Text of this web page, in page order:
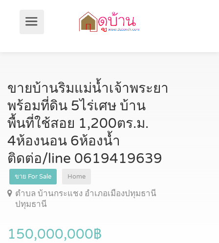
ขายบ้านริมแม่น้ำเจ้าพระยา
พร้อมที่ดิน 5ไร่เศษ บ้าน
พื้นที่ใช้สอย 1,200ตร.ม.
4ห้องนอน 6ห้องน้ำ
ติดต่อ/line 0619419639
ขาย For Sale Home
ตำบล บ้านกระแชง อำเภอเมืองปทุมธานี
ปทุมธานี
150,000,000฿